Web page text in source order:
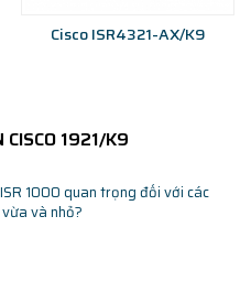
Cisco ISR4321-AX/K9
1921/K9
1000 quan trọng đối với các
và nhỏ?